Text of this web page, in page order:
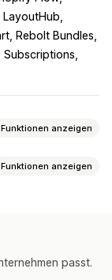
LayoutHub
Rebolt Bundles
Subscriptions
Funktionen anzeigen
Funktionen anzeigen
passt.